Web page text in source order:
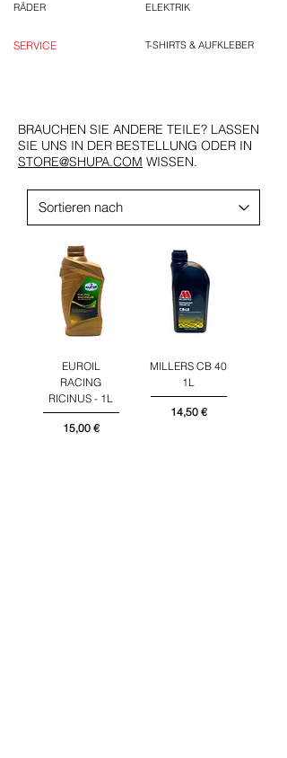
RÄDER
SERVICE
ELEKTRIK
T-SHIRTS & AUFKLEBER
BRAUCHEN SIE ANDERE TEILE? LASSEN
SIE UNS IN DER BESTELLUNG ODER IN
STORE@SHUPA.COM WISSEN.
EUROIL
RACING
RICINUS - 1L
Preis
15,00 €
MILLERS CB 40
1L
Preis
14,50 €